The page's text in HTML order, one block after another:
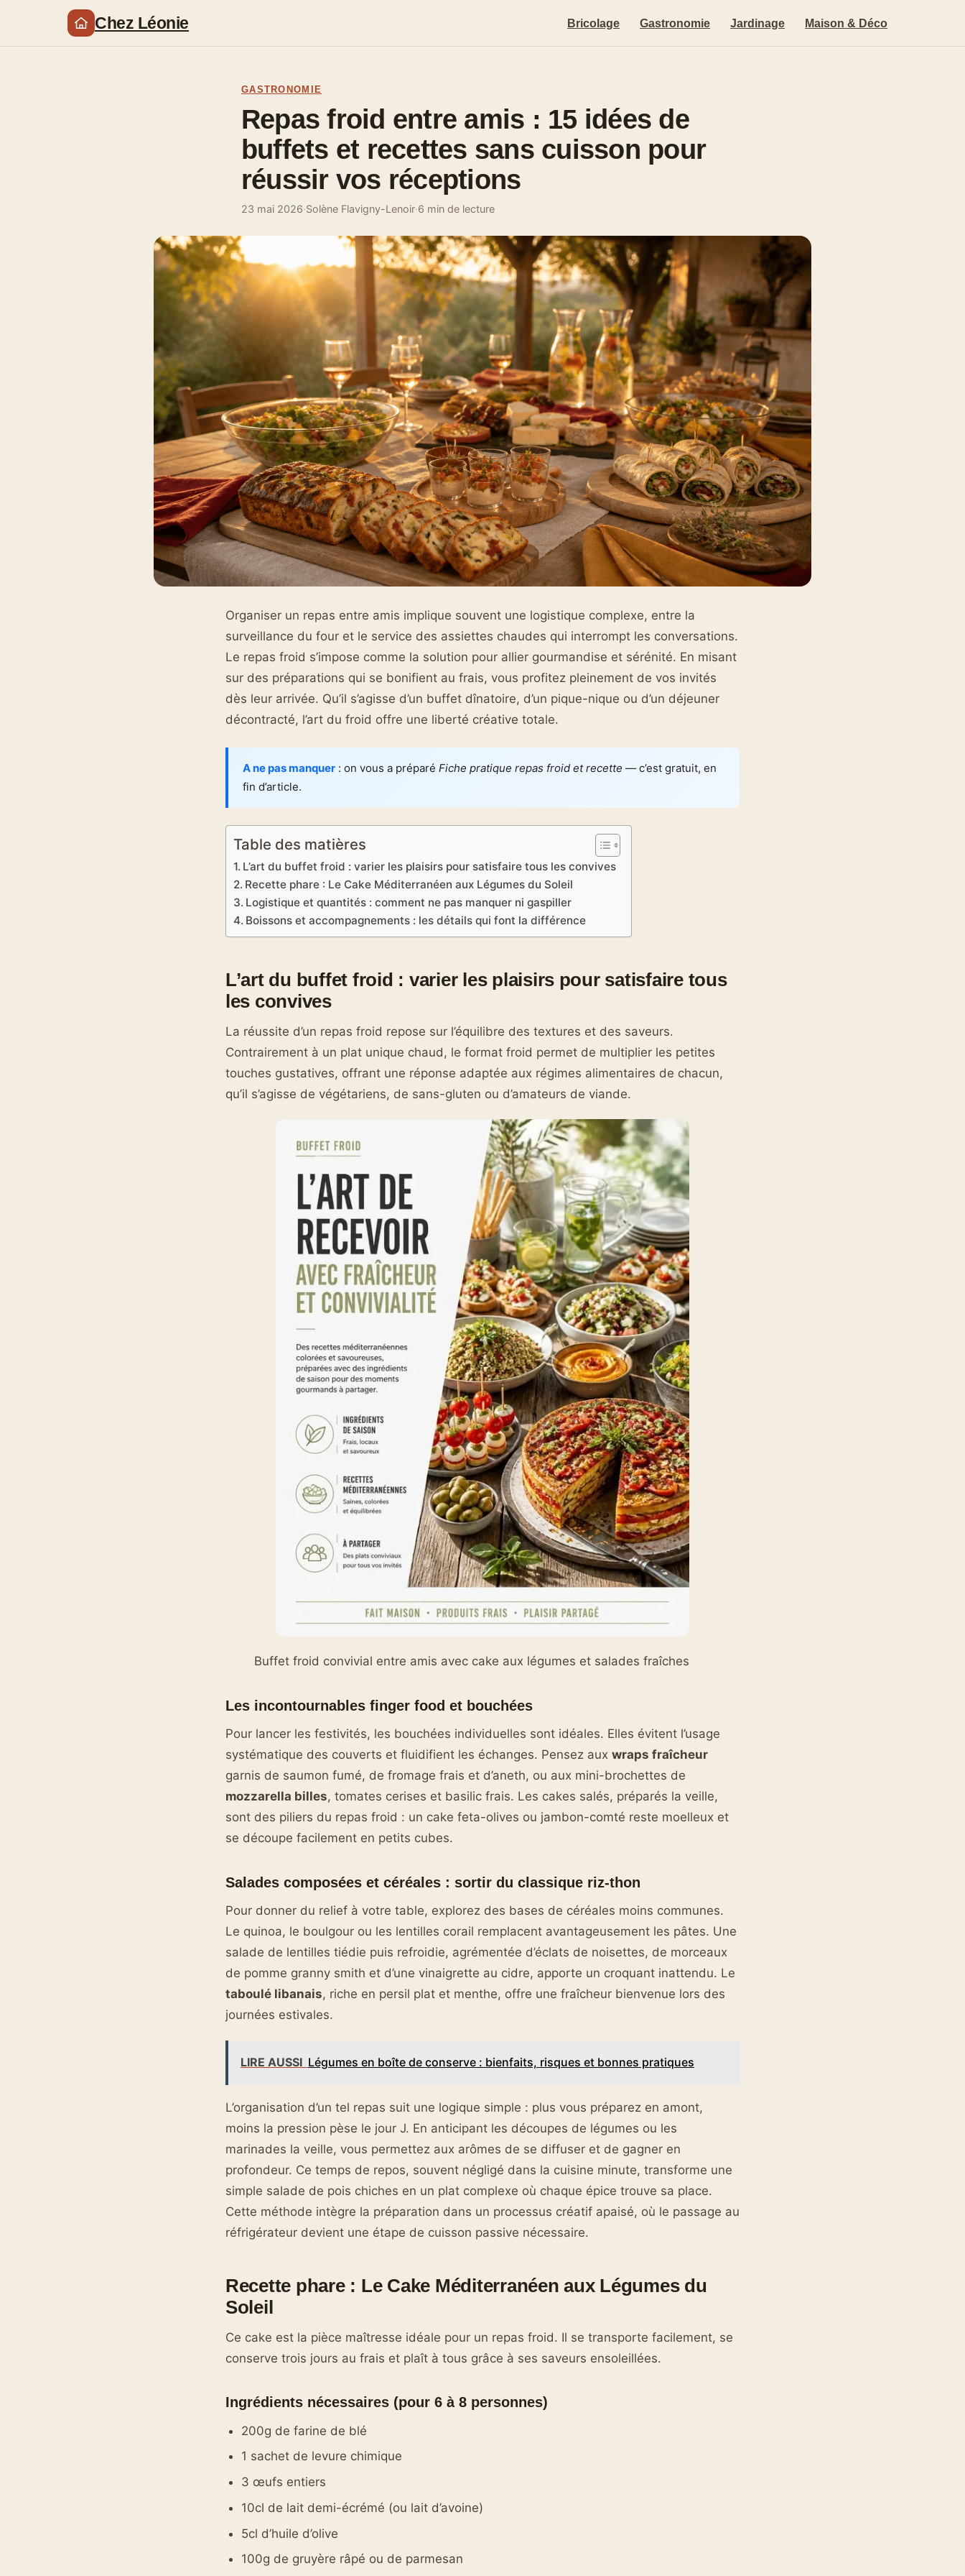
Chez Léonie Bricolage Gastronomie Jardinage Maison & Déco
GASTRONOMIE
Repas froid entre amis : 15 idées de
buffets et recettes sans cuisson pour
réussir vos réceptions
23 mai 2026·Solène Flavigny-Lenoir·6 min de lecture
Organiser un repas entre amis implique souvent une logistique complexe, entre la
surveillance du four et le service des assiettes chaudes qui interrompt les conversations.
Le repas froid s’impose comme la solution pour allier gourmandise et sérénité. En misant
sur des préparations qui se bonifient au frais, vous profitez pleinement de vos invités
dès leur arrivée. Qu’il s’agisse d’un buffet dînatoire, d’un pique-nique ou d’un déjeuner
décontracté, l’art du froid offre une liberté créative totale.
A ne pas manquer : on vous a préparé Fiche pratique repas froid et recette — c’est gratuit, en
fin d’article.
Table des matières
L’art du buffet froid : varier les plaisirs pour satisfaire tous les convives
Recette phare : Le Cake Méditerranéen aux Légumes du Soleil
Logistique et quantités : comment ne pas manquer ni gaspiller
Boissons et accompagnements : les détails qui font la différence
L’art du buffet froid : varier les plaisirs pour satisfaire tous
les convives
La réussite d’un repas froid repose sur l’équilibre des textures et des saveurs.
Contrairement à un plat unique chaud, le format froid permet de multiplier les petites
touches gustatives, offrant une réponse adaptée aux régimes alimentaires de chacun,
qu’il s’agisse de végétariens, de sans-gluten ou d’amateurs de viande.
Buffet froid convivial entre amis avec cake aux légumes et salades fraîches
Les incontournables finger food et bouchées
Pour lancer les festivités, les bouchées individuelles sont idéales. Elles évitent l’usage
systématique des couverts et fluidifient les échanges. Pensez aux wraps fraîcheur
garnis de saumon fumé, de fromage frais et d’aneth, ou aux mini-brochettes de
mozzarella billes, tomates cerises et basilic frais. Les cakes salés, préparés la veille,
sont des piliers du repas froid : un cake feta-olives ou jambon-comté reste moelleux et
se découpe facilement en petits cubes.
Salades composées et céréales : sortir du classique riz-thon
Pour donner du relief à votre table, explorez des bases de céréales moins communes.
Le quinoa, le boulgour ou les lentilles corail remplacent avantageusement les pâtes. Une
salade de lentilles tiédie puis refroidie, agrémentée d’éclats de noisettes, de morceaux
de pomme granny smith et d’une vinaigrette au cidre, apporte un croquant inattendu. Le
taboulé libanais, riche en persil plat et menthe, offre une fraîcheur bienvenue lors des
journées estivales.
LIRE AUSSI Légumes en boîte de conserve : bienfaits, risques et bonnes pratiques
L’organisation d’un tel repas suit une logique simple : plus vous préparez en amont,
moins la pression pèse le jour J. En anticipant les découpes de légumes ou les
marinades la veille, vous permettez aux arômes de se diffuser et de gagner en
profondeur. Ce temps de repos, souvent négligé dans la cuisine minute, transforme une
simple salade de pois chiches en un plat complexe où chaque épice trouve sa place.
Cette méthode intègre la préparation dans un processus créatif apaisé, où le passage au
réfrigérateur devient une étape de cuisson passive nécessaire.
Recette phare : Le Cake Méditerranéen aux Légumes du
Soleil
Ce cake est la pièce maîtresse idéale pour un repas froid. Il se transporte facilement, se
conserve trois jours au frais et plaît à tous grâce à ses saveurs ensoleillées.
Ingrédients nécessaires (pour 6 à 8 personnes)
200g de farine de blé
1 sachet de levure chimique
3 œufs entiers
10cl de lait demi-écrémé (ou lait d’avoine)
5cl d’huile d’olive
100g de gruyère râpé ou de parmesan